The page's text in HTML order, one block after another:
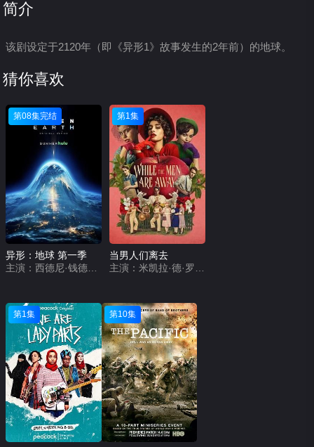
简介
该剧设定于2120年（即《异形1》故事发生的2年前）的地球。
猜你喜欢
第08集完结
异形：地球 第一季
第1集
当男人们离去
第1集 第10集